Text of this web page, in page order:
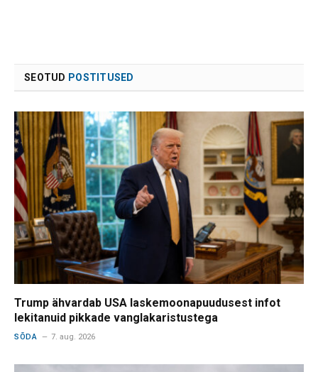
SEOTUD POSTITUSED
Trump ähvardab USA laskemoonapuudusest infot
lekitanuid pikkade vanglakaristustega
SÕDA 7. aug. 2026